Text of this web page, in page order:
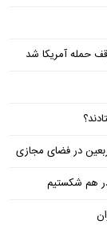
حمله آمریکا شد
در فضای مجازی
هم شکستیم